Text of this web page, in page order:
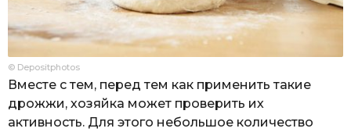
© Depositphotos
Вместе с тем, перед тем как применить такие
дрожжи, хозяйка может проверить их
активность. Для этого небольшое количество